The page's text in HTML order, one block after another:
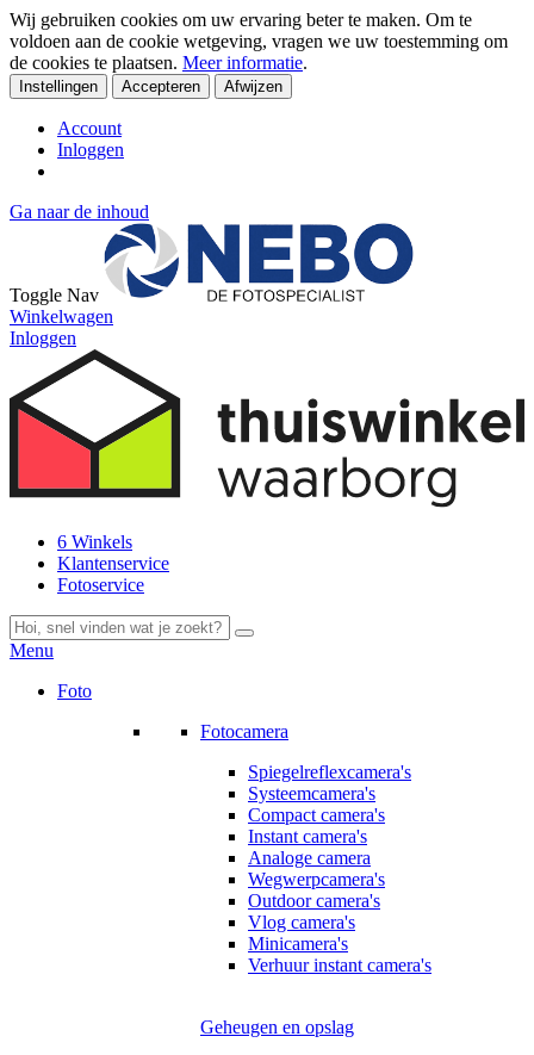
Wij gebruiken cookies om uw ervaring beter te maken. Om te
voldoen aan de cookie wetgeving, vragen we uw toestemming om
de cookies te plaatsen. Meer informatie.
Instellingen Accepteren Afwijzen
Account
Inloggen
Ga naar de inhoud
Toggle Nav
Winkelwagen
Inloggen
6 Winkels
Klantenservice
Fotoservice
Menu
Foto
Fotocamera
Spiegelreflexcamera's
Systeemcamera's
Compact camera's
Instant camera's
Analoge camera
Wegwerpcamera's
Outdoor camera's
Vlog camera's
Minicamera's
Verhuur instant camera's
Geheugen en opslag